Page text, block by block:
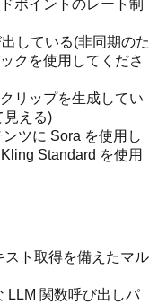
ポイントのレート制
している(非同期のた
クを使用してくださ
リップを生成してい
見える)
ツに Sora を使用し
Standard を使用
スト取得を備えたマル
LLM 関数呼び出しパ